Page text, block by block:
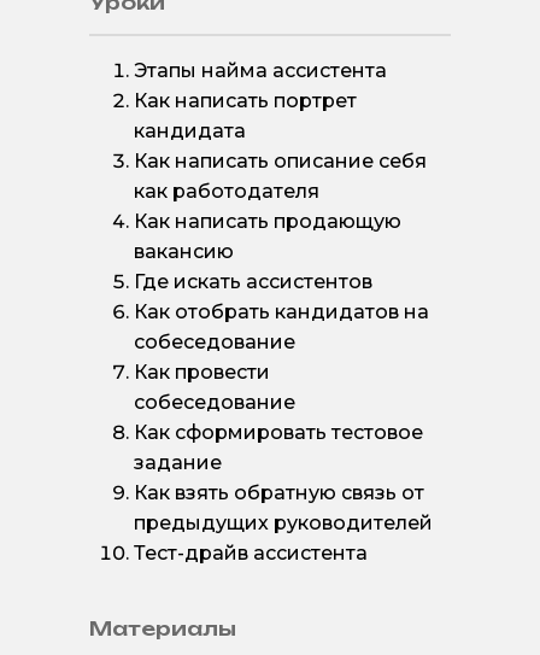
Материалы
Этапы найма ассистента
Как написать портрет
кандидата
Как написать описание себя
как работодателя
Как написать продающую
вакансию
Где искать ассистентов
Как отобрать кандидатов на
собеседование
Как провести
собеседование
Как сформировать тестовое
задание
Как взять обратную связь от
предыдущих руководителей
Тест-драйв ассистента